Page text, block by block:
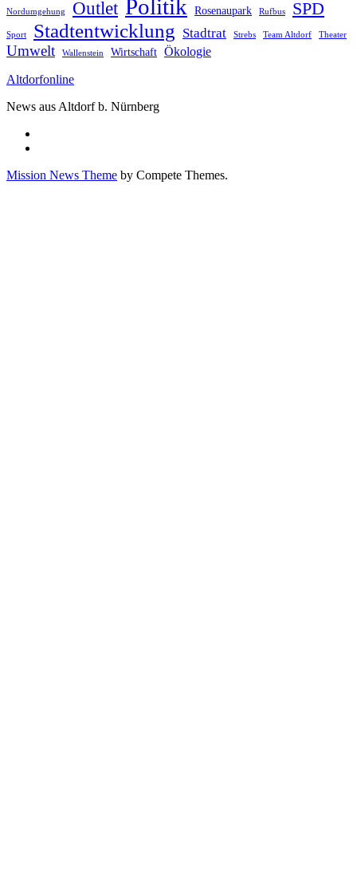
Nordumgehung Outlet Politik Rosenaupark Rufbus SPD
Sport Stadtentwicklung Stadtrat Strebs Team Altdorf Theater
Umwelt Wallenstein Wirtschaft Ökologie
Altdorfonline
News aus Altdorf b. Nürnberg
Mission News Theme by Compete Themes.